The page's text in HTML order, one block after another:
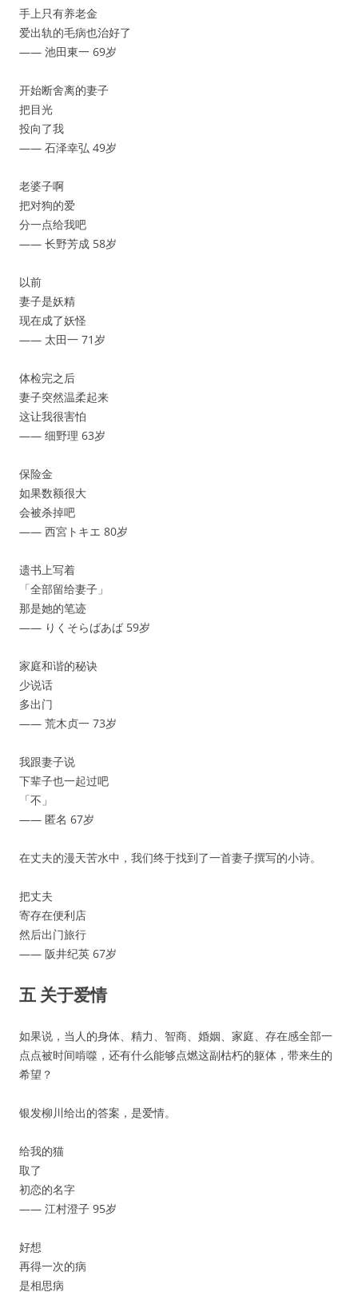
手上只有养老金
爱出轨的毛病也治好了
—— 池田東一 69岁
开始断舍离的妻子
把目光
投向了我
—— 石泽幸弘 49岁
老婆子啊
把对狗的爱
分一点给我吧
—— 长野芳成 58岁
以前
妻子是妖精
现在成了妖怪
—— 太田一 71岁
体检完之后
妻子突然温柔起来
这让我很害怕
—— 细野理 63岁
保险金
如果数额很大
会被杀掉吧
—— 西宮トキエ 80岁
遗书上写着
「全部留给妻子」
那是她的笔迹
—— りくそらばあば 59岁
家庭和谐的秘诀
少说话
多出门
—— 荒木贞一 73岁
我跟妻子说
下辈子也一起过吧
「不」
—— 匿名 67岁
在丈夫的漫天苦水中，我们终于找到了一首妻子撰写的小诗。
把丈夫
寄存在便利店
然后出门旅行
—— 阪井纪英 67岁
五 关于爱情
如果说，当人的身体、精力、智商、婚姻、家庭、存在感全部一
点点被时间啃噬，还有什么能够点燃这副枯朽的躯体，带来生的
希望？
银发柳川给出的答案，是爱情。
给我的猫
取了
初恋的名字
—— 江村澄子 95岁
好想
再得一次的病
是相思病